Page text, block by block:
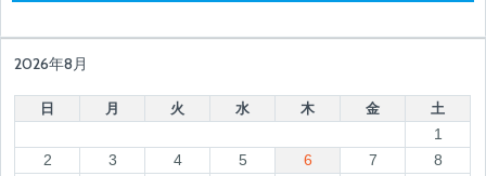
2026年8月
日 月 火 水 木 金 土
1
2
3 4 5 6 7
8